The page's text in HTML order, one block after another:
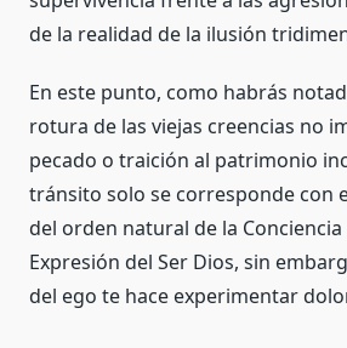
de la realidad de la ilusión
En este punto, como habrás
rotura de las viejas creencias no
pecado o traición al patrimonio
tránsito solo se corresponde con
del orden natural de la
Expresión del Ser Dios, sin
del ego te hace experimentar